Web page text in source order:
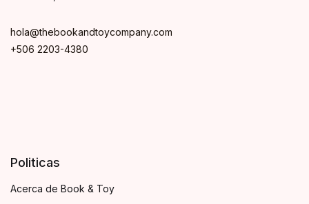
hola@thebookandtoycompany.com
+506 2203-4380
Politicas
Acerca de Book & Toy